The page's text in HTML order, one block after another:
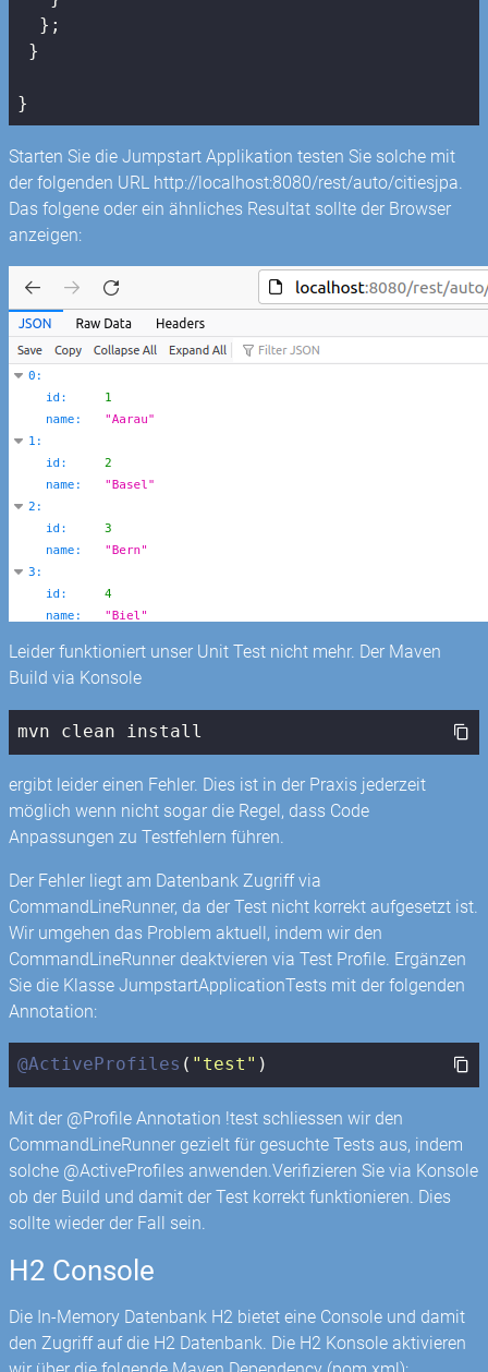
  };
}
}
Starten Sie die Jumpstart Applikation testen Sie solche mit
der folgenden URL http://localhost:8080/rest/auto/citiesjpa.
Das folgene oder ein ähnliches Resultat sollte der Browser
anzeigen:
Leider funktioniert unser Unit Test nicht mehr. Der Maven
Build via Konsole
mvn clean install
ergibt leider einen Fehler. Dies ist in der Praxis jederzeit
möglich wenn nicht sogar die Regel, dass Code
Anpassungen zu Testfehlern führen.
Der Fehler liegt am Datenbank Zugriff via
CommandLineRunner, da der Test nicht korrekt aufgesetzt ist.
Wir umgehen das Problem aktuell, indem wir den
CommandLineRunner deaktvieren via Test Profile. Ergänzen
Sie die Klasse JumpstartApplicationTests mit der folgenden
Annotation:
@ActiveProfiles ( "test" )
Mit der @Profile Annotation !test schliessen wir den
CommandLineRunner gezielt für gesuchte Tests aus, indem
solche @ActiveProfiles anwenden.Verifizieren Sie via Konsole
ob der Build und damit der Test korrekt funktionieren. Dies
sollte wieder der Fall sein.
H2 Console
Die In-Memory Datenbank H2 bietet eine Console und damit
den Zugriff auf die H2 Datenbank. Die H2 Konsole aktivieren